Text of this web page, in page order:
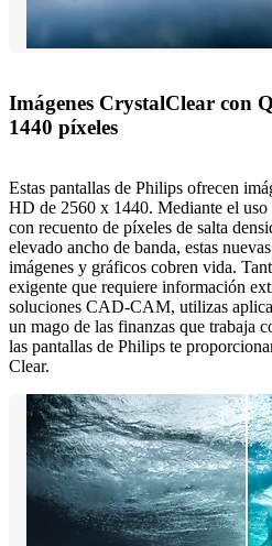
Imágenes CrystalClear con
1440 píxeles
Estas pantallas de Philips ofrecen
HD de 2560 x 1440. Mediante el uso
con recuento de píxeles de salta
elevado ancho de banda, estas
imágenes y gráficos cobren vida.
exigente que requiere información
soluciones CAD-CAM, utilizas
un mago de las finanzas que trabaja
las pantallas de Philips te
Clear.